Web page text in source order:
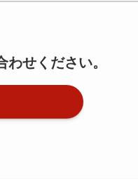
せください。